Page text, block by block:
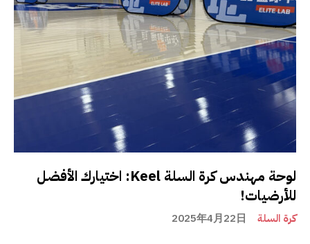
لوحة مهندس كرة السلة Keel: اختيارك الأفضل
للأرضيات!
كرة السلة 2025年4月22日